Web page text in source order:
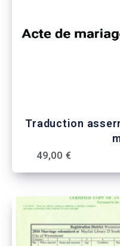
Traduction
49,00 €